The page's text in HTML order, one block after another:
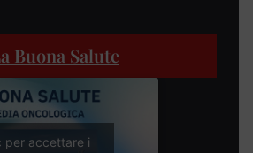
Buona Salute
per accettare i